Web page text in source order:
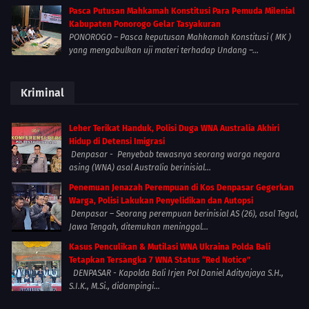
Pasca Putusan Mahkamah Konstitusi Para Pemuda Milenial
Kabupaten Ponorogo Gelar Tasyakuran
PONOROGO – Pasca keputusan Mahkamah Konstitusi ( MK )
yang mengabulkan uji materi terhadap Undang –...
Kriminal
Leher Terikat Handuk, Polisi Duga WNA Australia Akhiri
Hidup di Detensi Imigrasi
Denpasar - Penyebab tewasnya seorang warga negara
asing (WNA) asal Australia berinisial...
Penemuan Jenazah Perempuan di Kos Denpasar Gegerkan
Warga, Polisi Lakukan Penyelidikan dan Autopsi
Denpasar – Seorang perempuan berinisial AS (26), asal Tegal,
Jawa Tengah, ditemukan meninggal...
Kasus Penculikan & Mutilasi WNA Ukraina Polda Bali
Tetapkan Tersangka 7 WNA Status “Red Notice”
DENPASAR - Kapolda Bali Irjen Pol Daniel Adityajaya S.H.,
S.I.K., M.Si., didampingi...